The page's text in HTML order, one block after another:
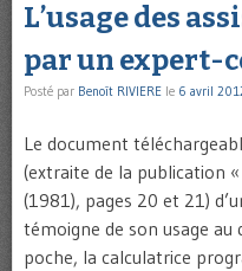
L’usage des
par un expert-
Posté par Benoît RIVIERE le 6 avril
Le document
(extraite de la publication
(1981), pages 20 et 21)
témoigne de son usage
poche, la calculatrice